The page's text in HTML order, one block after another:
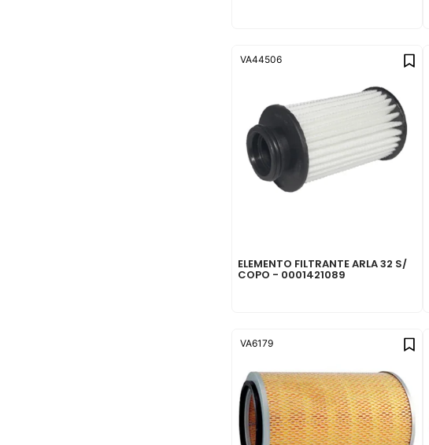
ELEMENTO FILTRANTE ARLA 32 S/
COPO - 0001421089
VA44506
VA6179